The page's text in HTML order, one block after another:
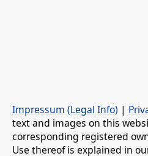
Impressum (Legal Info) |
text and images on this
corresponding registered
Use thereof is explained in